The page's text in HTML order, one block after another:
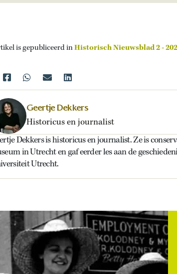
is gepubliceerd inHistorisch Nieuwsblad 2 -
Geertje Dekkers
Historicus en journalist
Dekkers is historicus en journalist. Ze is
in Utrecht en gaf eerder les aan de
Utrecht.